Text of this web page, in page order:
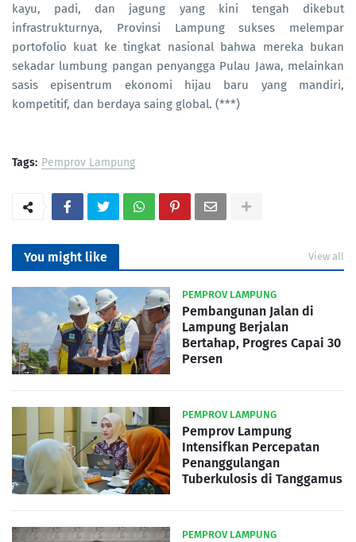
kayu, padi, dan jagung yang kini tengah dikebut
infrastrukturnya, Provinsi Lampung sukses melempar
portofolio kuat ke tingkat nasional bahwa mereka bukan
sekadar lumbung pangan penyangga Pulau Jawa, melainkan
sasis episentrum ekonomi hijau baru yang mandiri,
kompetitif, dan berdaya saing global. (***)
Tags: Pemprov Lampung
You might like View all
PEMPROV LAMPUNG
Pembangunan Jalan di
Lampung Berjalan
Bertahap, Progres Capai 30
Persen
PEMPROV LAMPUNG
Pemprov Lampung
Intensifkan Percepatan
Penanggulangan
Tuberkulosis di Tanggamus
PEMPROV LAMPUNG